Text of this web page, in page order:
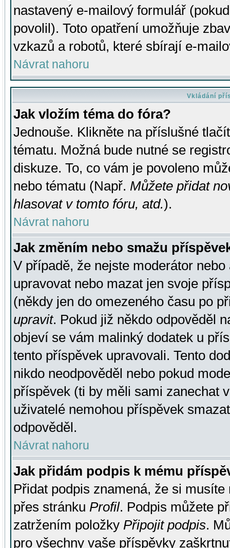
nastavený e-mailový formulář
povolil). Toto opatření umožňuje
vzkazů a robotů, které sbírají e-
Návrat nahoru
Vkládání
Jak vložím téma do fóra?
Jednouše. Klikněte na příslušné
tématu. Možná bude nutné se
diskuze. To, co vám je povoleno
nebo tématu (Např. Můžete přidat
hlasovat v tomto fóru, atd.).
Návrat nahoru
Jak změním nebo smažu
V případě, že nejste moderátor
upravovat nebo mazat jen svoje
(někdy jen do omezeného času po
upravit. Pokud již někdo odpověděl
objeví se vám malinký dodatek u
tento příspěvek upravovali. Tento
nikdo neodpověděl nebo pokud
příspěvek (ti by měli sami zanechat
uživatelé nemohou příspěvek
odpověděl.
Návrat nahoru
Jak přidám podpis k mému
Přidat podpis znamená, že si
přes stránku Profil. Podpis můžete
zatržením položky Připojit podpis.
pro všechny vaše příspěvky